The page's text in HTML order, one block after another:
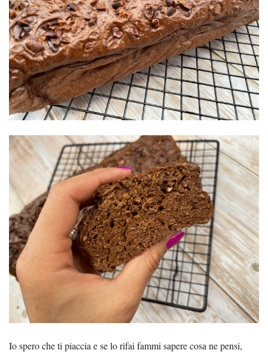
Io spero che ti piaccia e se lo rifai fammi sapere cosa ne pensi,